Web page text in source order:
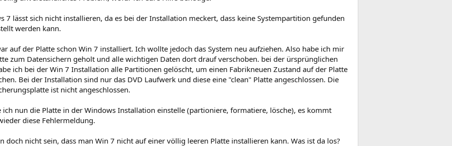
7 lässt sich nicht installieren, da es bei der Installation meckert, dass keine Systempartition gefunden
werden kann.
auf der Platte schon Win 7 installiert. Ich wollte jedoch das System neu aufziehen. Also habe ich mir
zum Datensichern geholt und alle wichtigen Daten dort drauf verschoben. bei der ürsprünglichen
ich bei der Win 7 Installation alle Partitionen gelöscht, um einen Fabrikneuen Zustand auf der Platte
Bei der Installation sind nur das DVD Laufwerk und diese eine "clean" Platte angeschlossen. Die
ist nicht angeschlossen.
ich nun die Platte in der Windows Installation einstelle (partioniere, formatiere, lösche), es kommt
diese Fehlermeldung.
doch nicht sein, dass man Win 7 nicht auf einer völlig leeren Platte installieren kann. Was ist da los?